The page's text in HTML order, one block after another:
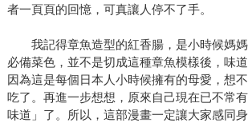
者一頁頁的回憶，可真讓人停不了手。
我記得章魚造型的紅香腸，是小時候媽媽
必備菜色，並不是切成這種章魚模樣後，味
因為這是每個日本人小時候擁有的母愛，想
吃了。再進一步想想，原來自己現在已不常
味道」了。所以，這部漫畫一定讓大家感同身